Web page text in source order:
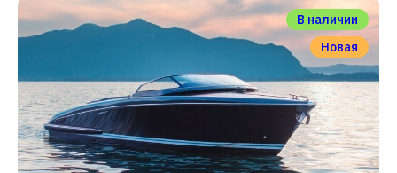
В наличии
Новая